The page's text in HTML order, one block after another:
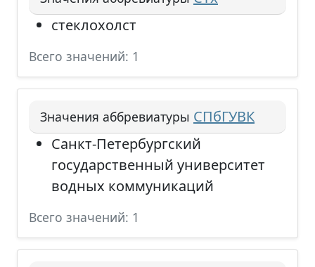
стеклохолст
Всего значений: 1
Значения аббревиатуры СПбГУВК
Санкт-Петербургский
государственный университет
водных коммуникаций
Всего значений: 1